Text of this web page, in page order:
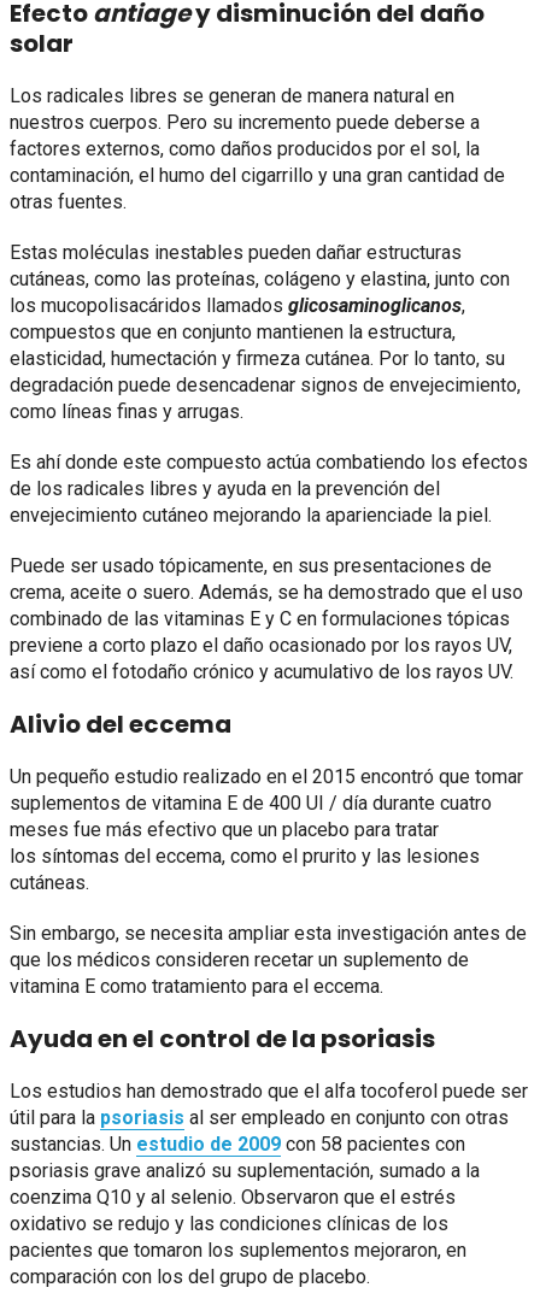
Efectoantiagey disminución del daño
solar
Los radicales libres se generan de manera natural en
nuestros cuerpos. Pero su incremento puede deberse a
factores externos, como daños producidos por el sol, la
contaminación, el humo del cigarrillo y una gran cantidad de
otras fuentes.
Estas moléculas inestables pueden dañar estructuras
cutáneas, como las proteínas, colágeno y elastina, junto con
los mucopolisacáridos llamados glicosaminoglicanos,
compuestos que en conjunto mantienen la estructura,
elasticidad, humectación y firmeza cutánea. Por lo tanto, su
degradación puede desencadenar signos de envejecimiento,
como líneas finas y arrugas.
Es ahí donde este compuesto actúa combatiendo los efectos
de los radicales libres y ayuda en la prevención del
envejecimiento cutáneo mejorando la apariencia​​de la piel.
Puede ser usado tópicamente, en sus presentaciones de
crema, aceite o suero. Además, se ha demostrado que el uso
combinado de las vitaminas E y C en formulaciones tópicas
previene a corto plazo el daño ocasionado por los rayos UV,
así como el fotodaño crónico y acumulativo de los rayos UV.
Alivio del eccema
Un pequeño estudio realizado en el 2015 encontró que tomar
suplementos de vitamina E de 400 UI / día durante cuatro
meses fue más efectivo que un placebo para tratar
los síntomas del eccema, como el prurito y las lesiones
cutáneas.
Sin embargo, se necesita ampliar esta investigación antes de
que los médicos consideren recetar un suplemento de
vitamina E como tratamiento para el eccema.
Ayuda en el control de la psoriasis
Los estudios han demostrado que el alfa tocoferol puede ser
útil para la psoriasis al ser empleado en conjunto con otras
sustancias. Un estudio de 2009 con 58 pacientes con
psoriasis grave analizó su suplementación, sumado a la
coenzima Q10 y al selenio. Observaron que el estrés
oxidativo se redujo y las condiciones clínicas de los
pacientes que tomaron los suplementos mejoraron, en
comparación con los del grupo de placebo.